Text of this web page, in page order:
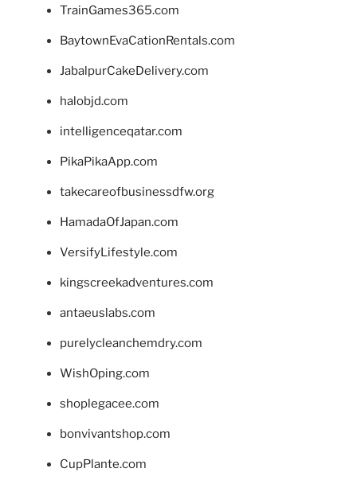
TrainGames365.com
BaytownEvaCationRentals.com
JabalpurCakeDelivery.com
halobjd.com
intelligenceqatar.com
PikaPikaApp.com
takecareofbusinessdfw.org
HamadaOfJapan.com
VersifyLifestyle.com
kingscreekadventures.com
antaeuslabs.com
purelycleanchemdry.com
WishOping.com
shoplegacee.com
bonvivantshop.com
CupPlante.com